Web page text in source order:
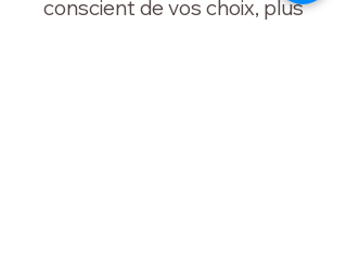
conscient de vos choix, plus